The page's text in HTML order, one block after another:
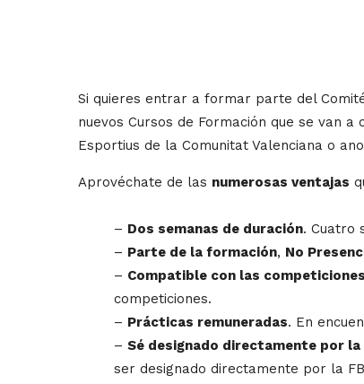
Si quieres entrar a formar parte del
nuevos Cursos de Formación que se van
Esportius de la Comunitat Valenciana o
Aprovéchate de las numerosas ventajas
– Dos semanas de duración. Cuatro
– Parte de la formación, No
– Compatible con las competiciones
competiciones.
– Prácticas remuneradas. En
– Sé designado directamente por la
ser designado directamente por la